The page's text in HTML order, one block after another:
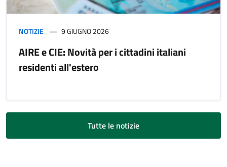
NOTIZIE 9 GIUGNO 2026
AIRE e CIE: Novità per i cittadini italiani
residenti all'estero
Tutte le notizie